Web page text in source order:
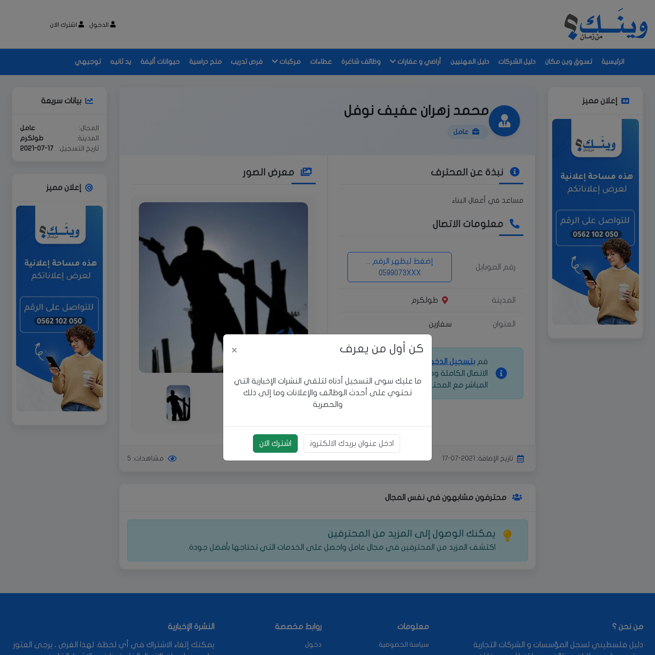
الدخول اشترك الان
الرئيسية تسوق وين مكان دليل الشركات دليل المهنيين أراضي و عقارات وظائف شاغرة عطاءات مركبات فرص تدريب منح دراسية حيوانات أليفة يد ثانيه توجيهي
إعلان مميز
محمد زهران عفيف نوفل
عامل
نبذة عن المحترف
مساعد في أعمال البناء
معلومات الاتصال
رقم الموبايل
إضغط ليظهر الرقم ...
0599073XXX
المدينة طولكرم
العنوان سفارين
قم بتسجيل الدخول
الاتصال الكاملة ومعرفة طرق التواصل
المباشر مع المحترف.
معرض الصور
تاريخ الإضافة: 2021-07-17 مشاهدات: 5
محترفون مشابهون في نفس المجال
يمكنك الوصول إلى المزيد من المحترفين
اكتشف المزيد من المحترفين في مجال عامل واحصل على الخدمات التي تحتاجها بأفضل جودة.
بيانات سريعة
المجال:
عامل
المدينة:
طولكرم
تاريخ التسجيل:
2021-07-17
إعلان مميز
من نحن ؟
دليل فلسطيني لسجل المؤسسات و الشركات التجارية
معلومات
سياسة الخصوصية
روابط مخصصة
دخول
النشرة الإخبارية
يمكنك إلغاء الاشتراك في أي لحظة. لهذا الغرض ، يرجى العثور
كن أول من يعرف ×
ما عليك سوى التسجيل أدناه لتلقي النشرات الإخبارية التي
تحتوي على أحدث الوظائف والإعلانات وما إلى ذلك
والحصرية
بريد الالكتروني اشترك الان